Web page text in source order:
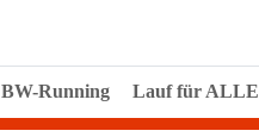
BW-Running Lauf für ALLE